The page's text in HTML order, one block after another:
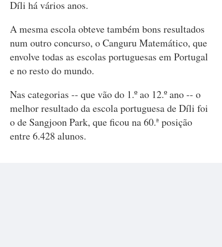
Díli há vários anos.
A mesma escola obteve também bons resultados
num outro concurso, o Canguru Matemático, que
envolve todas as escolas portuguesas em Portugal
e no resto do mundo.
Nas categorias -- que vão do 1.º ao 12.º ano -- o
melhor resultado da escola portuguesa de Díli foi
o de Sangjoon Park, que ficou na 60.ª posição
entre 6.428 alunos.